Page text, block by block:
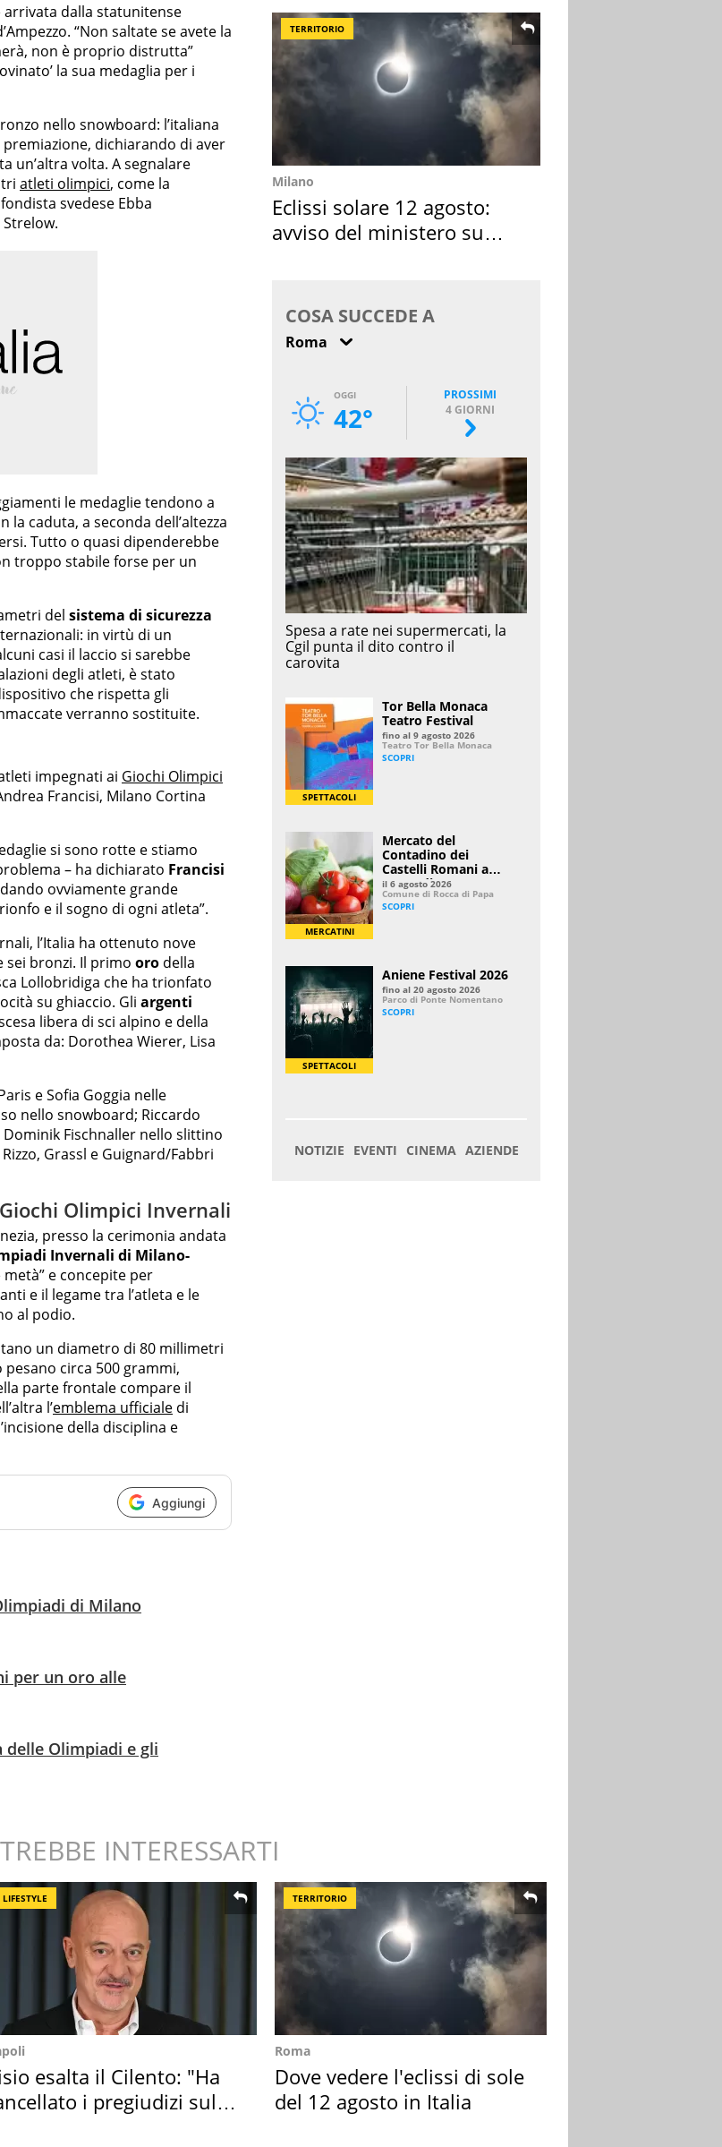
arrivata dalla statunitense
“Non saltate se avete la
non è proprio distrutta”
la sua medaglia per i
nello snowboard: l’italiana
dichiarando di aver
un’altra volta. A segnalare
atleti olimpici, come la
svedese Ebba
le medaglie tendono a
la caduta, a seconda dell’altezza
Tutto o quasi dipenderebbe
troppo stabile forse per un
del sistema di sicurezza
in virtù di un
casi il laccio si sarebbe
degli atleti, è stato
che rispetta gli
verranno sostituite.
impegnati ai Giochi Olimpici
Francisi, Milano Cortina
si sono rotte e stiamo
– ha dichiarato Francisi
ovviamente grande
e il sogno di ogni atleta”.
l’Italia ha ottenuto nove
sei bronzi. Il primo oro della
Lollobridiga che ha trionfato
su ghiaccio. Gli argenti
libera di sci alpino e della
da: Dorothea Wierer, Lisa
e Sofia Goggia nelle
nello snowboard; Riccardo
Fischnaller nello slittino
Grassl e Guignard/Fabbri
Olimpici Invernali
presso la cerimonia andata
Invernali di Milano-
e concepite per
e il legame tra l’atleta e le
al podio.
un diametro di 80 millimetri
pesano circa 500 grammi,
parte frontale compare il
l’emblema ufficiale di
della disciplina e
Aggiungi
di Milano
per un oro alle
delle Olimpiadi e gli
TERRITORIO
Milano
Eclissi solare 12 agosto:
avviso del ministero su
INTERESSARTI
LIFESTYLE
esalta il Cilento: "Ha
i pregiudizi sul
TERRITORIO
Roma
Dove vedere l'eclissi di sole
del 12 agosto in Italia